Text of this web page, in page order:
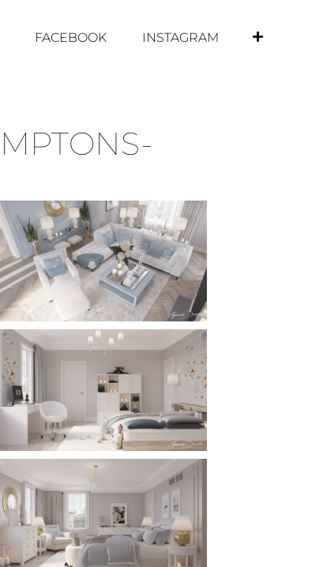
FACEBOOK INSTAGRAM